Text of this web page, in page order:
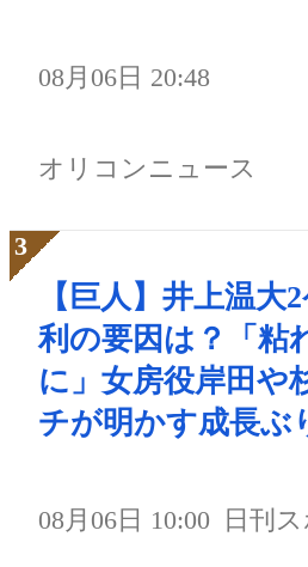
08月06日 20:48
オリコンニュース
【巨人】井上温大
利の要因は？「粘
に」女房役岸田や
チが明かす成長ぶ
08月06日 10:00 日刊